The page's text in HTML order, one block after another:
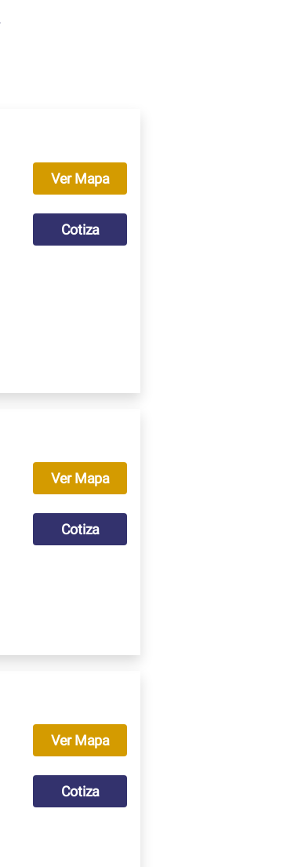
Ver Mapa
Cotiza
Ver Mapa
Cotiza
Ver Mapa
Cotiza